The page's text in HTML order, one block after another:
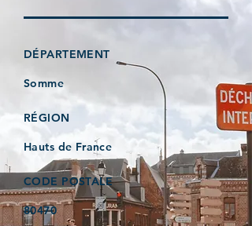
DÉPARTEMENT
Somme
RÉGION
Hauts de France
CODE POSTALE
80470